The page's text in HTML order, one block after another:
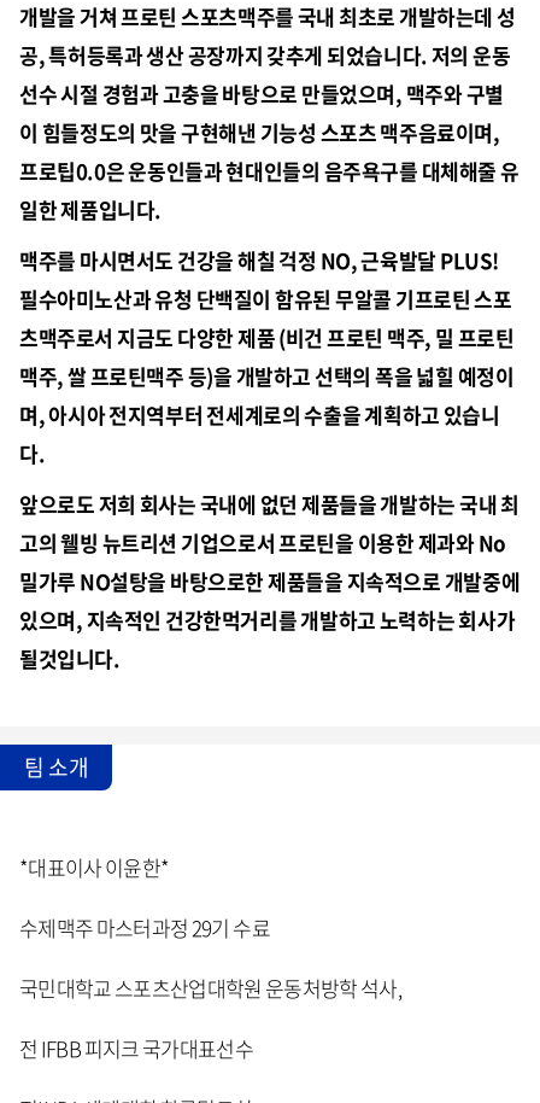
개발을 거쳐 프로틴 스포츠맥주를 국내 최초로 개발하는데 성
공, 특허등록과 생산 공장까지 갖추게 되었습니다. 저의 운동
선수 시절 경험과 고충을 바탕으로 만들었으며, 맥주와 구별
이 힘들정도의 맛을 구현해낸 기능성 스포츠 맥주음료이며,
프로팁0.0은 운동인들과 현대인들의 음주욕구를 대체해줄 유
일한 제품입니다.
맥주를 마시면서도 건강을 해칠 걱정 NO, 근육발달 PLUS!
필수아미노산과 유청 단백질이 함유된 무알콜 기프로틴 스포
츠맥주로서 지금도 다양한 제품 (비건 프로틴 맥주, 밀 프로틴
맥주, 쌀 프로틴맥주 등)을 개발하고 선택의 폭을 넓힐 예정이
며, 아시아 전지역부터 전세계로의 수출을 계획하고 있습니
다.
앞으로도 저희 회사는 국내에 없던 제품들을 개발하는 국내 최
고의 웰빙 뉴트리션 기업으로서 프로틴을 이용한 제과와 No
밀가루 NO설탕을 바탕으로한 제품들을 지속적으로 개발중에
있으며, 지속적인 건강한먹거리를 개발하고 노력하는 회사가
될것입니다.
팀 소개
*대표이사 이윤한*
수제맥주 마스터과정 29기 수료
국민대학교 스포츠산업대학원 운동처방학 석사,
전 IFBB 피지크 국가대표선수